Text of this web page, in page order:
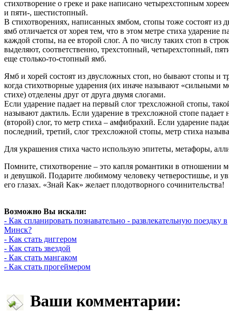
стихотворение о греке и раке написано четырехстопным
и пяти-, шестистопный.
В стихотворениях, написанных ямбом, стопы тоже состоят из
ямб отличается от хорея тем, что в этом метре стиха ударение
каждой стопы, на ее второй слог. А по числу таких стоп в
выделяют, соответственно, трехстопный, четырехстопный,
еще столько-то-стопный ямб.
Ямб и хорей состоят из двусложных стоп, но бывают стопы и
когда стихотворные ударения (их иначе называют «сильными
стихе) отделены друг от друга двумя слогами.
Если ударение падает на первый слог трехсложной стопы,
называют дактиль. Если ударение в трехсложной стопе падает
(второй) слог, то метр стиха – амфибрахий. Если ударение
последний, третий, слог трехсложной стопы, метр стиха
Для украшения стиха часто использую эпитеты, метафоры,
Помните, стихотворение – это капля романтики в отношении
и девушкой. Подарите любимому человеку четверостишье, и
его глазах. «Знай Как» желает плодотворного сочинительства!
Возможно Вы искали:
- Как спланировать познавательно - развлекательную поездку в
Минск?
- Как стать диггером
- Как стать звездой
- Как стать мангаком
- Как стать прогеймером
Ваши комментарии: